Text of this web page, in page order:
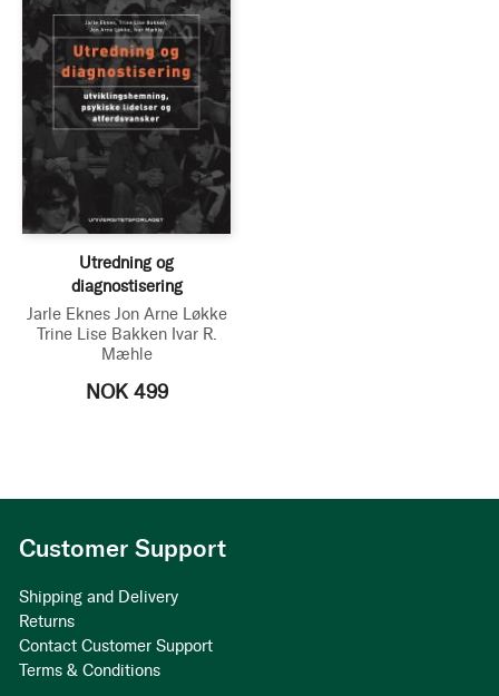
Utredning og
diagnostisering
Jarle Eknes Jon Arne Løkke
Trine Lise Bakken Ivar R.
Mæhle
NOK 499
Customer Support
Shipping and Delivery
Returns
Contact Customer Support
Terms & Conditions